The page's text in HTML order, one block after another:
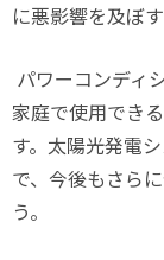
に悪影響を及ぼ
パワーコンディ
家庭で使用でき
す。太陽光発電
で、今後もさら
う。